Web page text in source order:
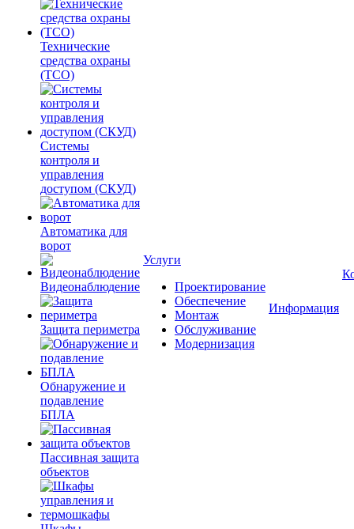
Технические
средства охраны
(ТСО)
Системы
контроля и
управления
доступом (СКУД)
Автоматика для
ворот
Видеонаблюдение
Защита периметра
Обнаружение и
подавление
БПЛА
Пассивная защита
объектов
Услуги
Проектирование
Обеспечение
Монтаж
Обслуживание
Модернизация
Информация